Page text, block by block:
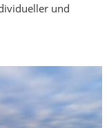
und